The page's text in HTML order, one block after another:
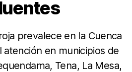
prevalece en la Cuenca
atención en municipios de
Tena, La Mesa,